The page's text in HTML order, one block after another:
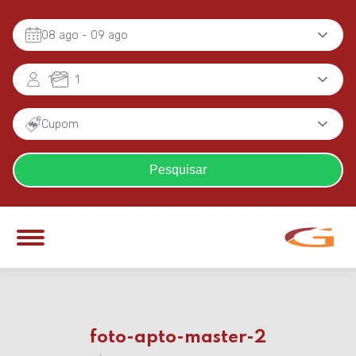
08 ago - 09 ago
1 1
Cupom
Pesquisar
foto-apto-master-2